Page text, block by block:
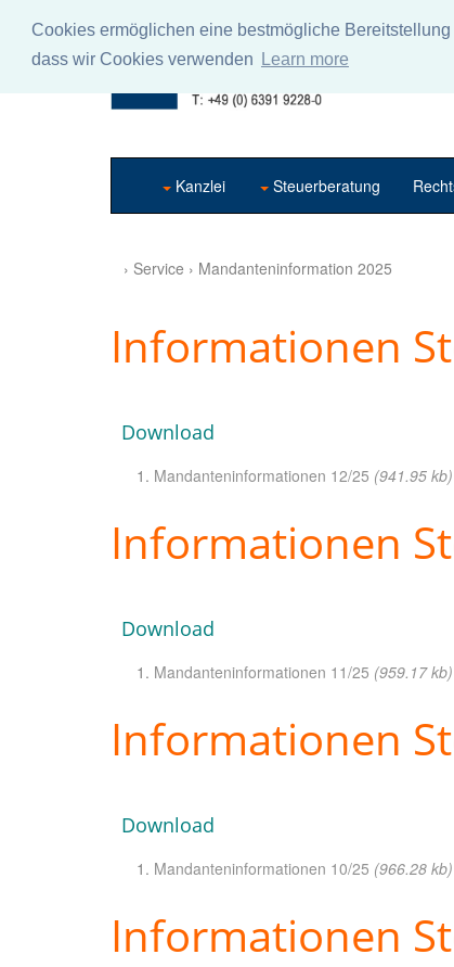
Cookies ermöglichen eine bestmögliche
dass wir Cookies verwenden
Learn more
Kanzlei Steuerberatung
› Service › Mandanteninformation 2025
Informationen
Download
Mandanteninformationen 12/25 (941.95 kb)
Informationen
Download
Mandanteninformationen 11/25 (959.17 kb)
Informationen
Download
Mandanteninformationen 10/25 (966.28 kb)
Informationen